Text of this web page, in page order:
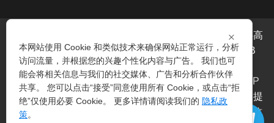
代理服务提供商，我们提供高
品质、永不过期的动态代理IP池流量包，价格最低2元/GB
起。我们的IP资源包括超过3.5亿的动态住宅IP和机房IP，
覆盖全球200多个国家。支持HTTP代理IP 和 Socks5代理IP
协议，IP可用率超过99%。购买我们的服务即可享受穿云提
供的
指纹
×
本网站使用 Cookie 和类似技术来确保网站正常运行，分析
访问流量，并根据您的兴趣个性化内容与广告。 我们也可
能会将相关信息与我们的社交媒体、广告和分析合作伙伴
共享。 您可以点击“接受”同意使用所有 Cookie，或点击“拒
绝”仅使用必要 Cookie。 更多详情请阅读我们的 隐私政
策。